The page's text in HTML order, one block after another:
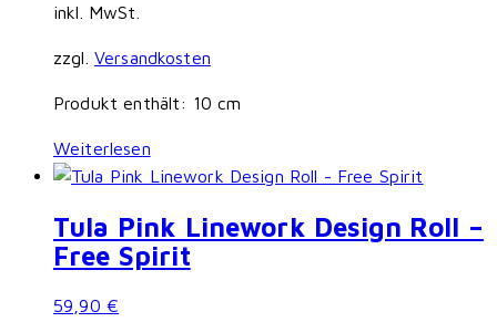
inkl. MwSt.
zzgl. Versandkosten
Produkt enthält: 10 cm
Weiterlesen
Tula Pink Linework Design Roll –
Free Spirit
59,90 €